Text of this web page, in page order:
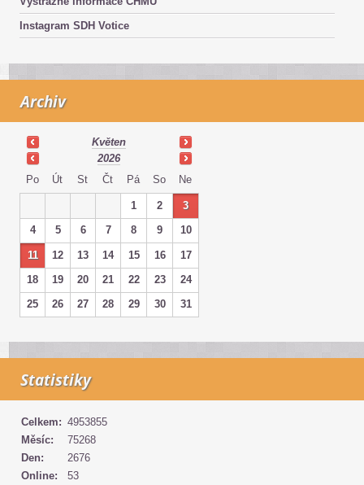
Instagram SDH Votice
Archiv
Květen
2026
Po
Út St Čt Pá So Ne
1 2
3
4
5 6 7 8 9 10
11 12 13 14 15 16
17
18
19 20 21 22 23
24
25
26 27 28 29 30 31
Statistiky
Online: 53
Celkem: 4953855
Měsíc:
75268
Den:
2676